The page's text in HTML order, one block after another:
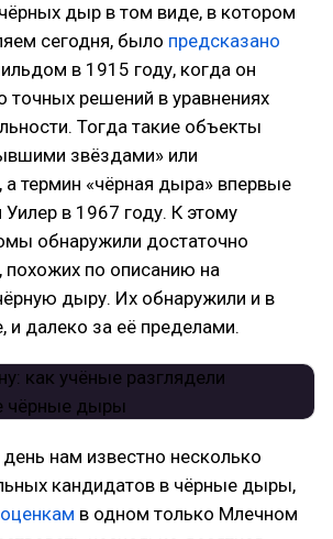
дыр в том виде, в котором
сегодня, было предсказано
в 1915 году, когда он
точных решений в уравнениях
Тогда такие объекты
звёздами» или
а термин «чёрная дыра» впервые
в 1967 году. К этому
обнаружили достаточно
похожих по описанию на
дыру. Их обнаружили и в
и далеко за её пределами.
нам известно несколько
кандидатов в чёрные дыры,
оценкам в одном только Млечном